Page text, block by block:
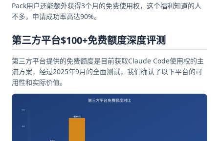
Pack用户还能额外获得3个月的免费使用权，这个福利知道的人
不多，申请成功率高达90%。
第三方平台$100+免费额度深度评测
第三方平台提供的免费额度是目前获取Claude Code使用权的主
流方案，经过2025年9月的全面测试，我们确认了以下平台的可
用性和实际价值。